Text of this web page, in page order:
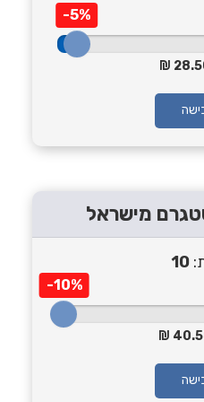
-5%
מישראל
10
-10%